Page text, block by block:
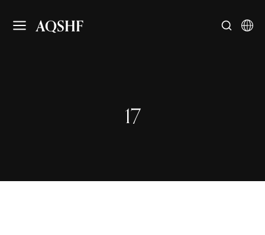
AQSHF
17